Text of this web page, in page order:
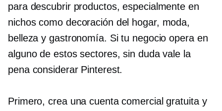
para descubrir productos, especialmente en
nichos como decoración del hogar, moda,
belleza y gastronomía. Si tu negocio opera en
alguno de estos sectores, sin duda vale la
pena considerar Pinterest.
Primero, crea una cuenta comercial gratuita y